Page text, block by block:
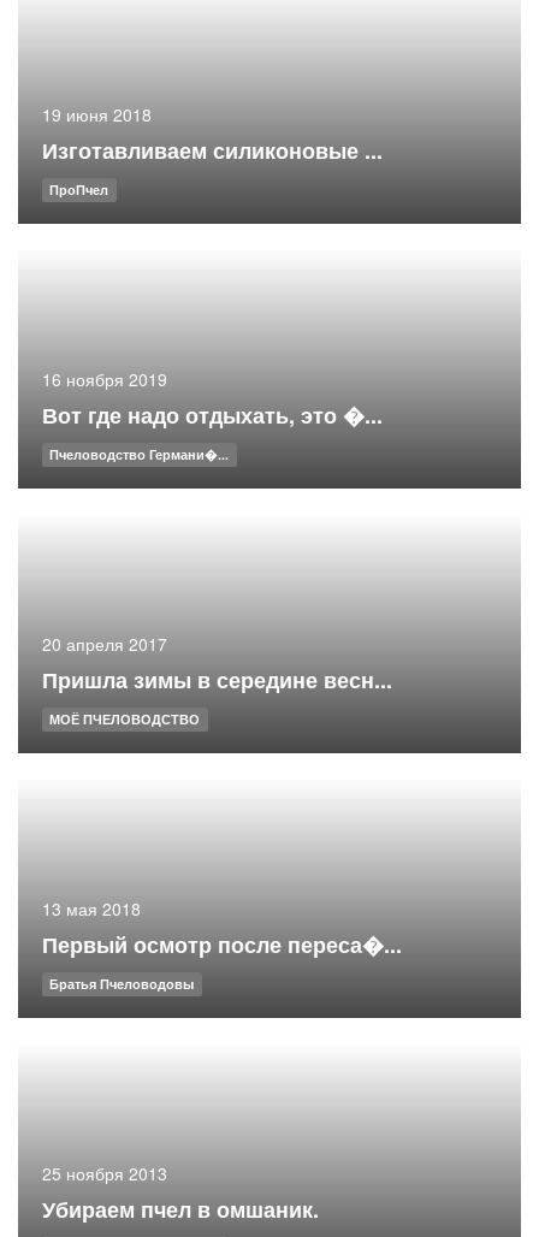
19 июня 2018
Изготавливаем силиконовые ...
ПроПчел
16 ноября 2019
Вот где надо отдыхать, это �...
Пчеловодство Германи�...
20 апреля 2017
Пришла зимы в середине весн...
МОЁ ПЧЕЛОВОДСТВО
13 мая 2018
Первый осмотр после переса�...
Братья Пчеловодовы
25 ноября 2013
Убираем пчел в омшаник.